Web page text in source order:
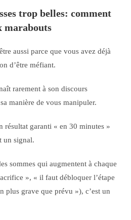
trop belles: comment
marabouts
aussi parce que vous avez déjà
d’être méfiant.
rarement à son discours
manière de vous manipuler.
résultat garanti « en 30 minutes »
un signal.
sommes qui augmentent à chaque
», « il faut débloquer l’étape
plus grave que prévu »), c’est un